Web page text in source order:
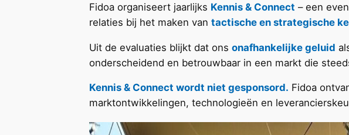
Fidoa organiseert jaarlijks Kennis & Connect – een
relaties bij het maken van tactische en strategische
Uit de evaluaties blijkt dat ons onafhankelijke geluid
onderscheidend en betrouwbaar in een markt die
Kennis & Connect wordt niet gesponsord. Fidoa
marktontwikkelingen, technologieën en